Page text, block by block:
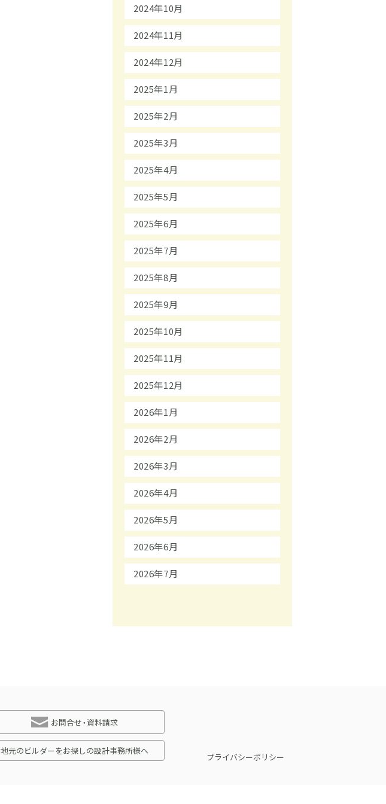
2024年10月
2024年11月
2024年12月
2025年1月
2025年2月
2025年3月
2025年4月
2025年5月
2025年6月
2025年7月
2025年8月
2025年9月
2025年10月
2025年11月
2025年12月
2026年1月
2026年2月
2026年3月
2026年4月
2026年5月
2026年6月
2026年7月
お問合せ・資料請求
地元のビルダーをお探しの設計事務所様へ
プライバシーポリシー